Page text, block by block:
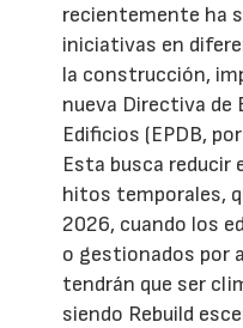
recientemente ha
iniciativas en
la construcción,
nueva Directiva de
Edificios (EPDB,
Esta busca reducir
hitos temporales,
2026, cuando los
o gestionados por
tendrán que ser
siendo Rebuild